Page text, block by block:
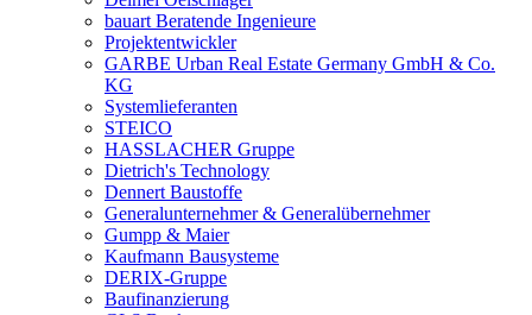
bauart Beratende Ingenieure
Projektentwickler
GARBE Urban Real Estate Germany GmbH & Co.
KG
Systemlieferanten
STEICO
HASSLACHER Gruppe
Dietrich's Technology
Dennert Baustoffe
Generalunternehmer & Generalübernehmer
Gumpp & Maier
Kaufmann Bausysteme
DERIX-Gruppe
Baufinanzierung